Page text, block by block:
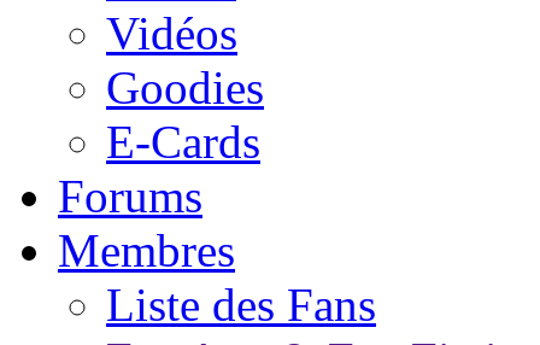
Vidéos
Goodies
E-Cards
Forums
Membres
Liste des Fans